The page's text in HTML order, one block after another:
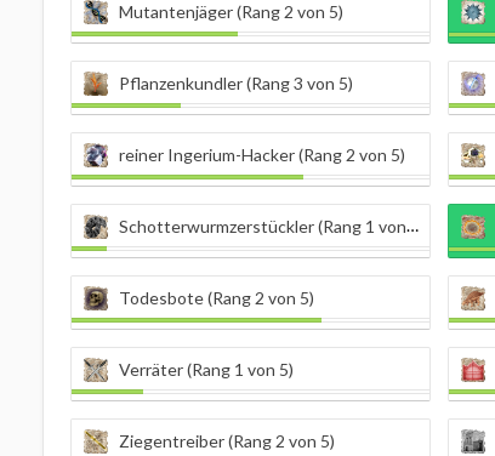
Mutantenjäger (Rang 2 von 5)
Pflanzenkundler (Rang 3 von 5)
reiner Ingerium-Hacker (Rang 2 von 5)
Schotterwurmzerstückler (Rang 1 von 7)
Todesbote (Rang 2 von 5)
Verräter (Rang 1 von 5)
Ziegentreiber (Rang 2 von 5)